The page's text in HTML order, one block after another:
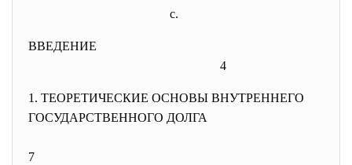
с.
ВВЕДЕНИЕ
4
1. ТЕОРЕТИЧЕСКИЕ ОСНОВЫ ВНУТРЕННЕГО
ГОСУДАРСТВЕННОГО ДОЛГА
7